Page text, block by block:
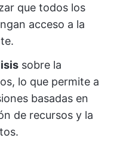
que todos los
acceso a la
sobre la
lo que permite a
basadas en
de recursos y la